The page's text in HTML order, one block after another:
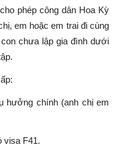
phép công dân Hoa Kỳ
em hoặc em trai đi cùng
chưa lập gia đình dưới
hưởng chính (anh chị em
visa F41.